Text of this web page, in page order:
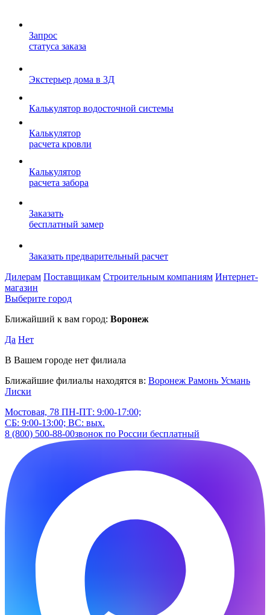
Запрос
статуса заказа
Экстерьер дома в 3Д
Калькулятор водосточной системы
Калькулятор
расчета кровли
Калькулятор
расчета забора
Заказать
бесплатный замер
Заказать предварительный расчет
Дилерам Поставщикам Строительным компаниям Интернет-
магазин
Выберите город
Ближайший к вам город: Воронеж
Да Нет
В Вашем городе нет филиала
Ближайшие филиалы находятся в: Воронеж Рамонь Усмань
Лиски
Мостовая, 78 ПН-ПТ: 9:00-17:00;
СБ: 9:00-13:00; ВС: вых.
8 (800) 500-88-00звонок по России бесплатный